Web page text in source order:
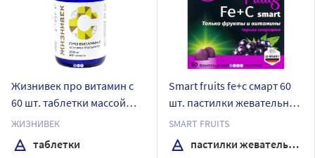
Жизнивек про витамин с
60 шт. таблетки массой
0,773 г
ЖИЗНИВЕК
таблетки
Smart fruits fe+c смарт 60
шт. пастилки жевательные
массой 2,5 г
SMART FRUITS
пастилки жевательные